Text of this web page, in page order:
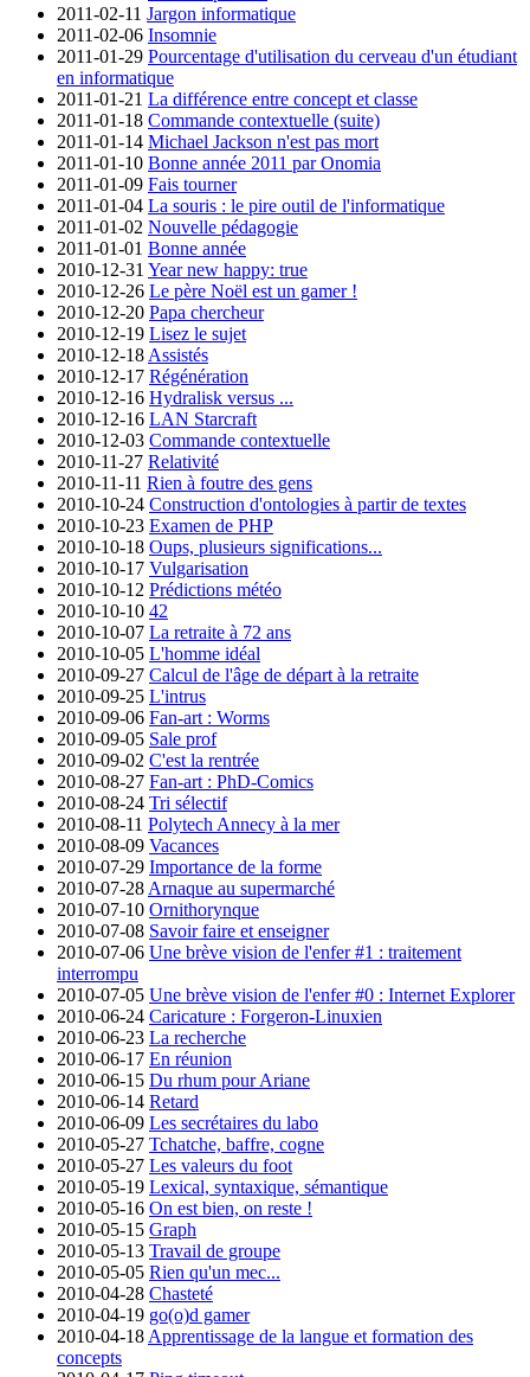
2011-02-11 Jargon informatique
2011-02-06 Insomnie
2011-01-29 Pourcentage d'utilisation du cerveau d'un étudiant
en informatique
2011-01-21 La différence entre concept et classe
2011-01-18 Commande contextuelle (suite)
2011-01-14 Michael Jackson n'est pas mort
2011-01-10 Bonne année 2011 par Onomia
2011-01-09 Fais tourner
2011-01-04 La souris : le pire outil de l'informatique
2011-01-02 Nouvelle pédagogie
2011-01-01 Bonne année
2010-12-31 Year new happy: true
2010-12-26 Le père Noël est un gamer !
2010-12-20 Papa chercheur
2010-12-19 Lisez le sujet
2010-12-18 Assistés
2010-12-17 Régénération
2010-12-16 Hydralisk versus ...
2010-12-16 LAN Starcraft
2010-12-03 Commande contextuelle
2010-11-27 Relativité
2010-11-11 Rien à foutre des gens
2010-10-24 Construction d'ontologies à partir de textes
2010-10-23 Examen de PHP
2010-10-18 Oups, plusieurs significations...
2010-10-17 Vulgarisation
2010-10-12 Prédictions météo
2010-10-10 42
2010-10-07 La retraite à 72 ans
2010-10-05 L'homme idéal
2010-09-27 Calcul de l'âge de départ à la retraite
2010-09-25 L'intrus
2010-09-06 Fan-art : Worms
2010-09-05 Sale prof
2010-09-02 C'est la rentrée
2010-08-27 Fan-art : PhD-Comics
2010-08-24 Tri sélectif
2010-08-11 Polytech Annecy à la mer
2010-08-09 Vacances
2010-07-29 Importance de la forme
2010-07-28 Arnaque au supermarché
2010-07-10 Ornithorynque
2010-07-08 Savoir faire et enseigner
2010-07-06 Une brève vision de l'enfer #1 : traitement
interrompu
2010-07-05 Une brève vision de l'enfer #0 : Internet Explorer
2010-06-24 Caricature : Forgeron-Linuxien
2010-06-23 La recherche
2010-06-17 En réunion
2010-06-15 Du rhum pour Ariane
2010-06-14 Retard
2010-06-09 Les secrétaires du labo
2010-05-27 Tchatche, baffre, cogne
2010-05-27 Les valeurs du foot
2010-05-19 Lexical, syntaxique, sémantique
2010-05-16 On est bien, on reste !
2010-05-15 Graph
2010-05-13 Travail de groupe
2010-05-05 Rien qu'un mec...
2010-04-28 Chasteté
2010-04-19 go(o)d gamer
2010-04-18 Apprentissage de la langue et formation des
concepts